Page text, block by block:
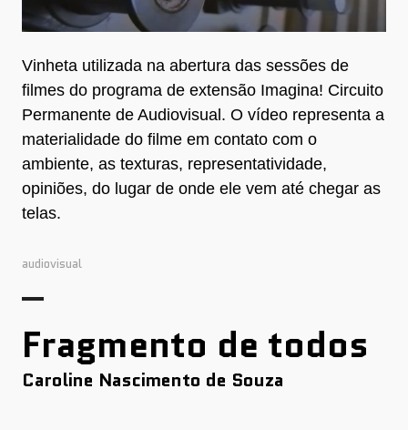
Vinheta utilizada na abertura das sessões de
filmes do programa de extensão Imagina! Circuito
Permanente de Audiovisual. O vídeo representa a
materialidade do filme em contato com o
ambiente, as texturas, representatividade,
opiniões, do lugar de onde ele vem até chegar as
telas.
audiovisual
Fragmento de todos
Caroline Nascimento de Souza